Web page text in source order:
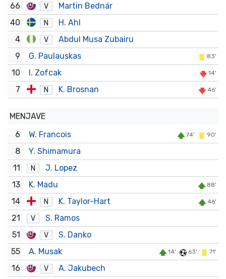
66
V
Martin Bednár
40
N
H. Ahl
4
V
Abdul Musa Zubairu
9
G. Paulauskas 83'
10 I. Zofcak 14'
7 N K. Brosnan 46'
MENJAVE
6
W. Francois 74' 90'
8
Y. Shimamura
11
N
J. Lopez
13
K. Madu 88'
14 N K. Taylor-Hart 46'
21 V
S. Ramos
51
V
S. Danko
55
A. Musak 14' 63' 71'
16 V A. Jakubech